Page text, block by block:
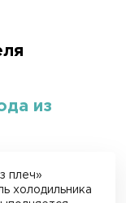
из
плеч»
холодильника